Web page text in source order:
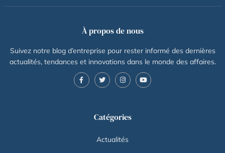
À propos de nous
Suivez notre blog d’entreprise pour rester informé des dernières
actualités, tendances et innovations dans le monde des affaires.
Catégories
Actualités